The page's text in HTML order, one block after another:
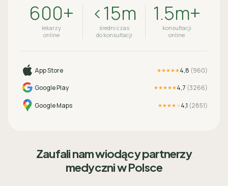
600+
lekarzy
online
<15m
średni czas
do konsultacji
1.5m+
konsultacji
online
App Store ★★★★★4,8 (960)
Google Play
★★★★★4,7 (3266)
Google Maps ★★★★★4,1 (2851)
Zaufali nam wiodący partnerzy
medyczni w Polsce